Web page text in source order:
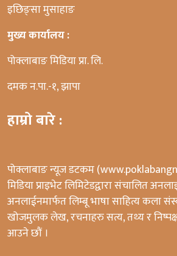
इछिङ्सा मुसाहाङ
मुख्य कार्यालय :
पोक्लाबाङ मिडिया प्रा. लि.
दमक न.पा.-१, झापा
हाम्रो बारे :
पोक्लाबाङ न्यूज डटकम
मिडिया प्राइभेट लिमिटेडद्वारा संचालित
अनलाईनमार्फत लिम्बू भाषा साहित्य कला
खोजमुलक लेख, रचनाहरु सत्य, तथ्य र
आउने छौं ।